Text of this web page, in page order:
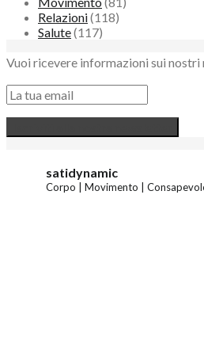
Relazioni(118)
Salute(117)
Vuoi ricevere informazioni sui
satidynamic
Corpo | Movimento |